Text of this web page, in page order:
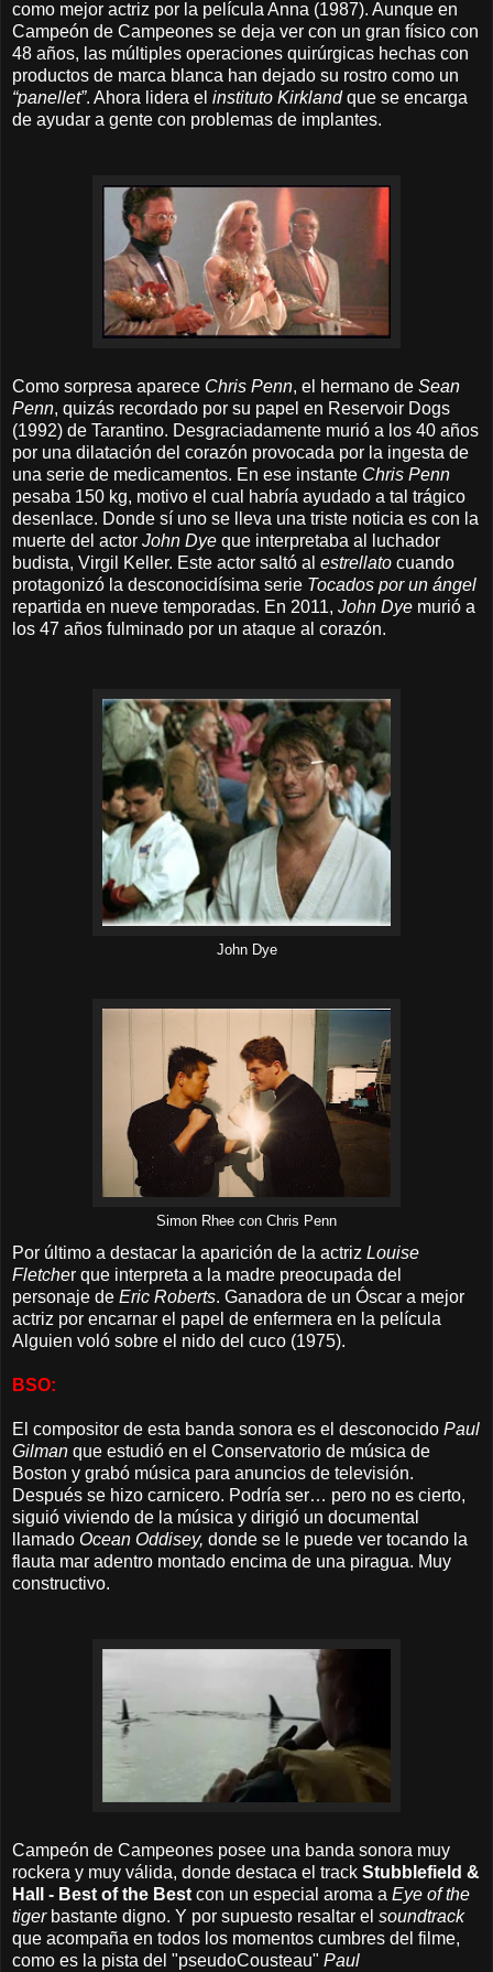
como mejor actriz por la película Anna (1987). Aunque en
Campeón de Campeones se deja ver con un gran físico con
48 años, las múltiples operaciones quirúrgicas hechas con
productos de marca blanca han dejado su rostro como un
“panellet”. Ahora lidera el instituto Kirklandque se encarga
de ayudar a gente con problemas de implantes.
Como sorpresa aparece Chris Penn, el hermano de Sean
Penn, quizás recordado por su papel en Reservoir Dogs
(1992) de Tarantino. Desgraciadamente murió a los 40 años
por una dilatación del corazón provocada por la ingesta de
una serie de medicamentos. En ese instante Chris Penn
pesaba 150 kg, motivo el cual habría ayudado a tal trágico
desenlace. Donde sí uno se lleva una triste noticia es con la
muerte del actor John Dye que interpretaba al luchador
budista, Virgil Keller. Este actor saltó al estrellato cuando
protagonizó la desconocidísima serie Tocados por un ángel
repartida en nueve temporadas. En 2011, John Dye murió a
los 47 años fulminado por un ataque al corazón.
John Dye
Simon Rhee con Chris Penn
Por último a destacar la aparición de la actriz Louise
Fletcher que interpreta a la madre preocupada del
personaje de Eric Roberts. Ganadora de un Óscar a mejor
actriz por encarnar el papel de enfermera en la película
Alguien voló sobre el nido del cuco (1975).
BSO:
El compositor de esta banda sonora es el desconocido Paul
Gilman que estudió en el Conservatorio de música de
Boston y grabó música para anuncios de televisión.
Después se hizo carnicero. Podría ser… pero no es cierto,
siguió viviendo de la música y dirigió un documental
llamado Ocean Oddisey, donde se le puede ver tocando la
flauta mar adentro montado encima de una piragua. Muy
constructivo.
Campeón de Campeones posee una banda sonora muy
rockera y muy válida, donde destaca el track Stubblefield &
Hall - Best of the Bestcon un especial aroma a Eye of the
tigerbastante digno. Y por supuesto resaltar el soundtrack
que acompaña en todos los momentos cumbres del filme,
como es la pista del "pseudoCousteau" Paul